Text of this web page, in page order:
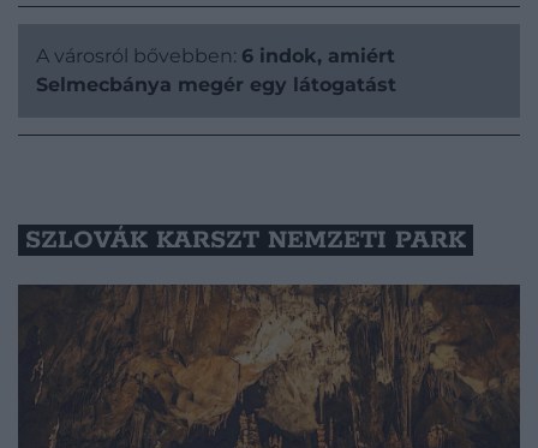
A városról bővebben: 6 indok, amiért
Selmecbánya megér egy látogatást
SZLOVÁK KARSZT NEMZETI PARK